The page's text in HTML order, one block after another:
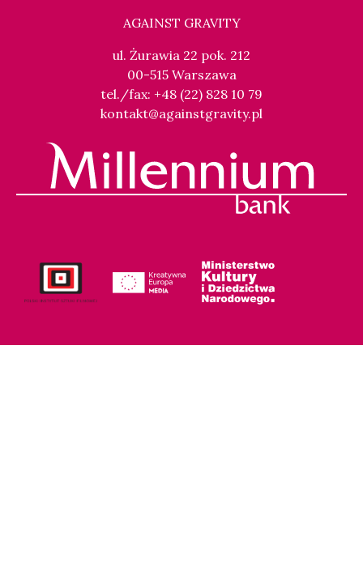
AGAINST GRAVITY
ul. Żurawia 22 pok. 212
00-515 Warszawa
tel./fax: +48 (22) 828 10 79
kontakt@againstgravity.pl